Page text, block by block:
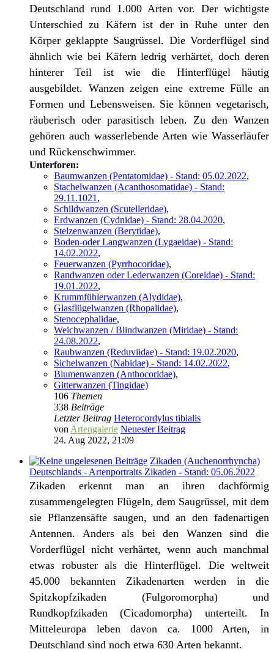
Deutschland rund 1.000 Arten vor. Der wichtigste
Unterschied zu Käfern ist der in Ruhe unter den
Körper geklappte Saugrüssel. Die Vorderflügel sind
ähnlich wie bei Käfern ledrig verhärtet, doch deren
hinterer Teil ist wie die Hinterflügel häutig
ausgebildet. Wanzen zeigen eine extreme Fülle an
Formen und Lebensweisen. Sie können vegetarisch,
räuberisch oder parasitisch leben. Zu den Wanzen
gehören auch wasserlebende Arten wie Wasserläufer
und Rückenschwimmer.
Unterforen:
Baumwanzen (Pentatomidae) - Stand: 05.02.2022,
Stachelwanzen (Acanthosomatidae) - Stand:
29.11.1021 ,
Schildwanzen (Scutelleridae),
Erdwanzen (Cydnidae) - Stand: 28.04.2020,
Stelzenwanzen (Berytidae),
Boden-oder Langwanzen (Lygaeidae) - Stand:
14.02.2022,
Feuerwanzen (Pyrrhocoridae),
Randwanzen oder Lederwanzen (Coreidae) - Stand:
19.01.2022,
Krummfühlerwanzen (Alydidae),
Glasflügelwanzen (Rhopalidae),
Stenocephalidae,
Weichwanzen / Blindwanzen (Miridae) - Stand:
24.08.2022,
Raubwanzen (Reduviidae) - Stand: 19.02.2020,
Sichelwanzen (Nabidae) - Stand: 14.02.2022,
Blumenwanzen (Anthocoridae),
Gitterwanzen (Tingidae)
106 Themen
338 Beiträge
Letzter Beitrag Heterocordylus tibialis
von Artengalerie Neuester Beitrag
24. Aug 2022, 21:09
Zikaden (Auchenorrhyncha)
Deutschlands - Artenportraits Zikaden - Stand: 05.06.2022
Zikaden erkennt man an ihren dachförmig
zusammengelegten Flügeln, dem Saugrüssel, mit dem
sie Pflanzensäfte saugen, und an den fadenartigen
Antennen. Anders als bei den Wanzen sind die
Vorderflügel nicht verhärtet, wenn auch manchmal
etwas robuster als die Hinterflügel. Die weltweit
45.000 bekannten Zikadenarten werden in die
Spitzkopfzikaden (Fulgoromorpha) und
Rundkopfzikaden (Cicadomorpha) unterteilt. In
Mitteleuropa leben davon ca. 1000 Arten, in
Deutschland sind noch etwa 630 Arten bekannt.